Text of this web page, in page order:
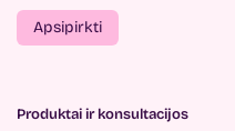
Apsipirkti
Produktai ir konsultacijos